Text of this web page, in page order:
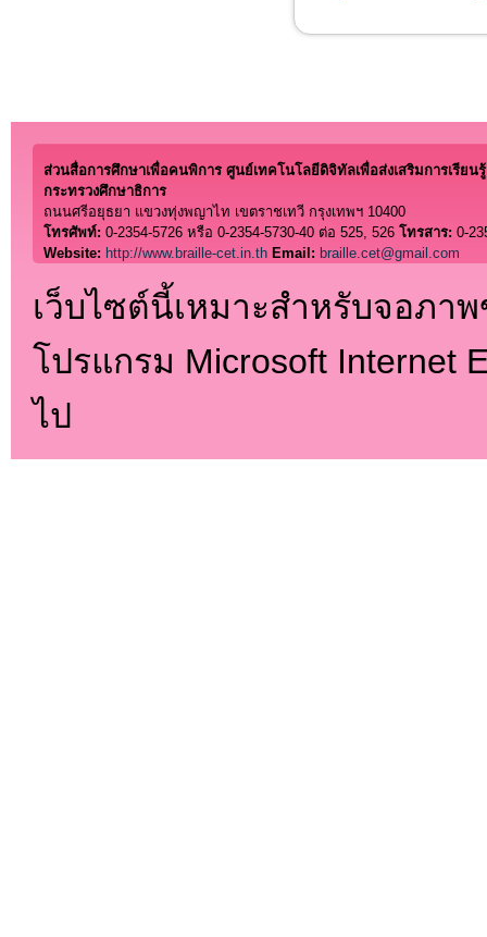
ส่วนสื่อการศึกษาเพื่อคนพิการ ศูนย์เทคโนโลยีดิจิทัลเพื่อส่งเสริมการเรียนรู้
กระทรวงศึกษาธิการ
ถนนศรีอยุธยา แขวงทุ่งพญาไท เขตราชเทวี กรุงเทพฯ 10400
โทรศัพท์: 0-2354-5726 หรือ 0-2354-5730-40 ต่อ 525, 526 โทรสาร: 0-
Website: http://www.braille-cet.in.th Email: braille.cet@gmail.com
เว็บไซต์นี้เหมาะสำหรับจอภา
โปรแกรม Microsoft Internet
ไป